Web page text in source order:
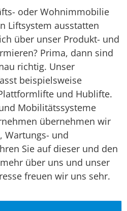
oder Wohnimmobilie
Liftsystem ausstatten
über unser Produkt- und
Prima, dann sind
richtig. Unser
beispielsweise
und Hublifte.
Mobilitätssysteme
übernehmen wir
Wartungs- und
Sie auf dieser und den
über uns und unser
freuen wir uns sehr.